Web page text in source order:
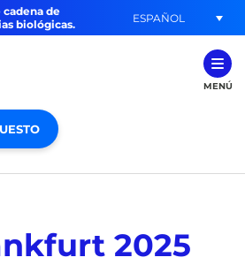
de
biológicas.
ESPAÑOL
MENÚ
2025